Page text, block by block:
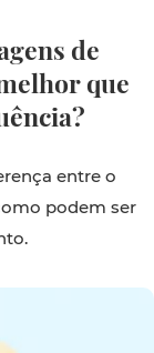
de
que
entre o
podem ser